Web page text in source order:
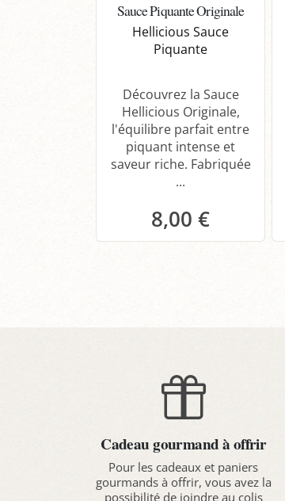
Sauce Piquante Originale
Hellicious Sauce
Piquante
Découvrez la Sauce
Hellicious Originale,
l'équilibre parfait entre
piquant intense et
saveur riche. Fabriquée
...
8,00 €
Cadeau gourmand à offrir
Pour les cadeaux et paniers
gourmands à offrir, vous avez la
possibilité de joindre au colis